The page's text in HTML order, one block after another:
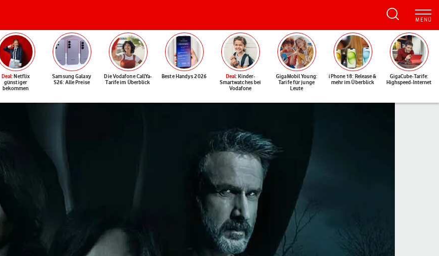
Deal: Netflix
günstiger
bekommen
Samsung Galaxy
S26: Alle Preise
Die Vodafone CallYa-
Tarife im Überblick
Beste Handys 2026 Deal: Kinder-
Smartwatches bei
Vodafone
GigaMobil Young:
Tarife für junge
Leute
iPhone 18: Release &
mehr im Überblick
GigaCube-Tarife:
Highspeed-Internet